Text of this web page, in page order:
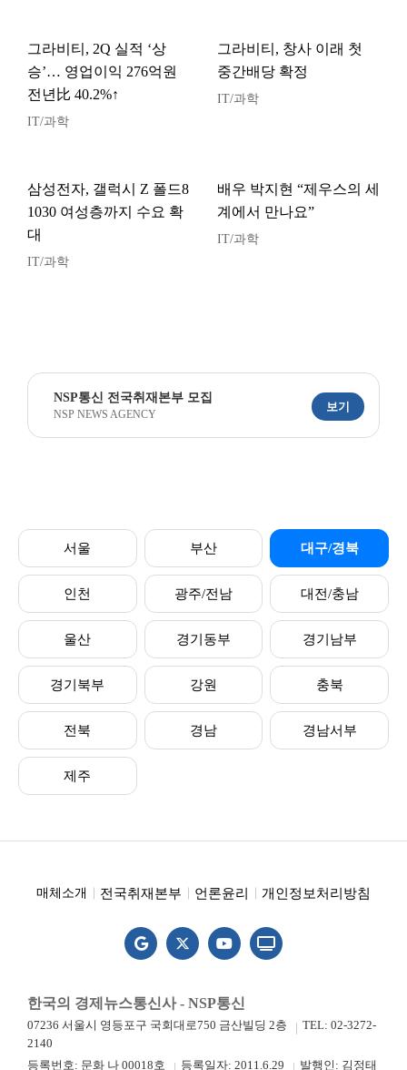
그라비티, 2Q 실적 ‘상
승’… 영업이익 276억원
전년比 40.2%↑
IT/과학
그라비티, 창사 이래 첫
중간배당 확정
IT/과학
삼성전자, 갤럭시 Z 폴드8
1030 여성층까지 수요 확
대
IT/과학
배우 박지현 “제우스의 세
계에서 만나요”
IT/과학
NSP통신 전국취재본부 모집
NSP NEWS AGENCY
보기
서울 부산 대구/경북
인천 광주/전남 대전/충남
울산 경기동부 경기남부
경기북부 강원 충북
전북 경남 경남서부
제주
매체소개 전국취재본부 언론윤리 개인정보처리방침
한국의 경제뉴스통신사 - NSP통신
07236 서울시 영등포구 국회대로750 금산빌딩 2층
TEL: 02-3272-
2140
등록번호: 문화 나 00018호
등록일자: 2011.6.29 발행인: 김정태